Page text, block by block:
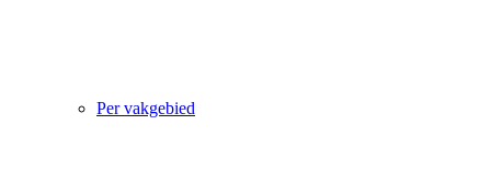
Per vakgebied